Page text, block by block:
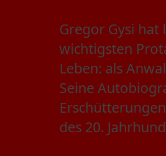
Gregor Gysi
wichtigsten
Leben: als
Seine
des 20.